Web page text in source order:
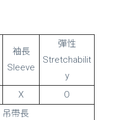
袖長
Sleeve
彈性
Stretchabilit
y
X
O
帶長